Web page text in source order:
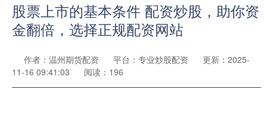
股票上市的基本条件 配资炒股，助你资
金翻倍，选择正规配资网站
作者：温州期货配资 平台：专业炒股配资
更新：2025-
11-16 09:41:03
阅读：196